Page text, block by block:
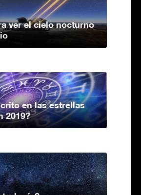
ver el cielo nocturno
en las estrellas
2019?